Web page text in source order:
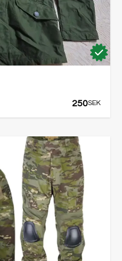
250SEK